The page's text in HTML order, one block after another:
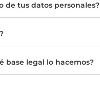
de tus datos personales?
base legal lo hacemos?